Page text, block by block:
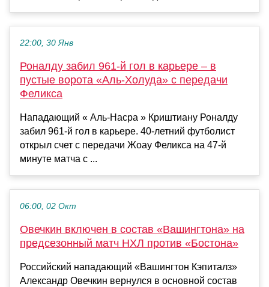
22:00, 30 Янв
Роналду забил 961-й гол в карьере – в
пустые ворота «Аль-Холуда» с передачи
Феликса
Нападающий « Аль-Насра » Криштиану Роналду
забил 961-й гол в карьере. 40-летний футболист
открыл счет с передачи Жоау Феликса на 47-й
минуте матча с ...
06:00, 02 Окт
Овечкин включен в состав «Вашингтона» на
предсезонный матч НХЛ против «Бостона»
Российский нападающий «Вашингтон Кэпиталз»
Александр Овечкин вернулся в основной состав